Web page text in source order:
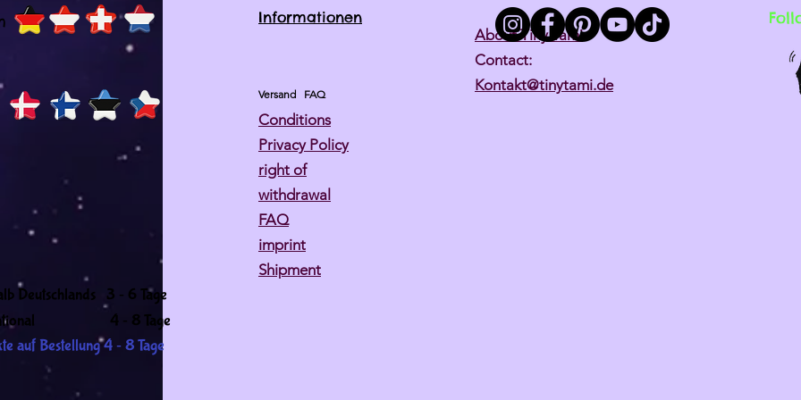
Deutschlands 3 - 6 Tage
4 - 8 Tage
Informationen
Versand FAQ
Conditions
Privacy Policy
right of
withdrawal
FAQ
imprint
Shipment
auf Bestellung 4 - 8 Tage
About Tiny Tami
Contact:
Kontakt@tinytami.de